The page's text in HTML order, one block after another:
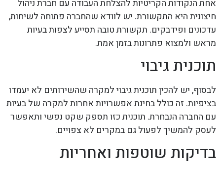
אחת הנקודות הקריטיות להצלחת העבודה עם חברת ניהול
חיצונית היא התקשורת. יש לוודא שהחברה פתוחה לשיחות,
עדכונים ופידבקים. תקשורת טובה תסייע לצפות בעיות
מראש ולמצוא פתרונות בזמן אמת.
תוכנית גיבוי
לבסוף, יש להכין תוכנית גיבוי למקרה שהשירותים לא יעמדו
בציפיות. זה כולל בחינת אפשרויות אחרות למקרה של בעיות
עם החברה הנבחרת. תוכנית כזו תספק שקט נפשי ותאפשר
לעסק להמשיך לפעול גם במקרים לא צפויים.
בדיקות שוטפות ואחריות